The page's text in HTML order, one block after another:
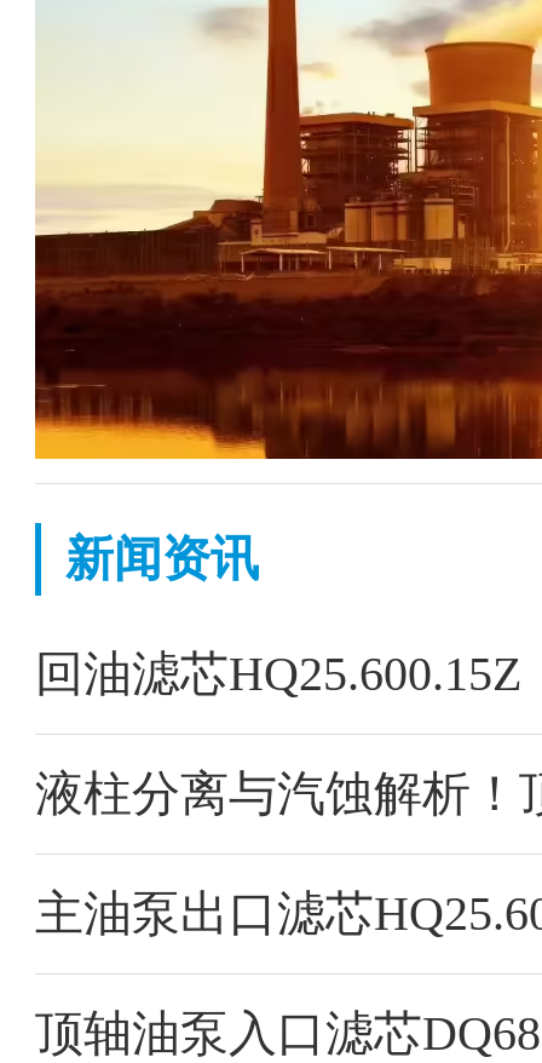
新闻资讯
回油滤芯
主油泵出口滤芯
顶轴油泵入口滤芯